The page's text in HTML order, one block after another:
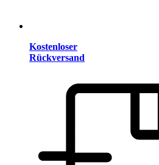
Kostenloser
Rückversand